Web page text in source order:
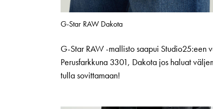
G-Star RAW Dakota
G-Star RAW -mallisto saapui Studio25:een
Perusfarkkuna 3301, Dakota jos haluat
tulla sovittamaan!